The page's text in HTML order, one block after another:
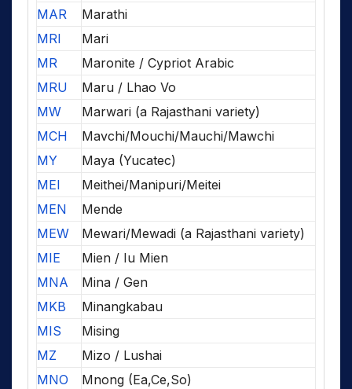
MAR
Marathi
MRI
Mari
MR
Maronite / Cypriot Arabic
MRU
Maru / Lhao Vo
MW
Marwari (a Rajasthani variety)
MCH
Mavchi/Mouchi/Mauchi/Mawchi
MY
Maya (Yucatec)
MEI
Meithei/Manipuri/Meitei
MEN
Mende
MEW
Mewari/Mewadi (a Rajasthani variety)
MIE
Mien / Iu Mien
MNA
Mina / Gen
MKB
Minangkabau
MIS
Mising
MZ
Mizo / Lushai
MNO
Mnong (Ea,Ce,So)